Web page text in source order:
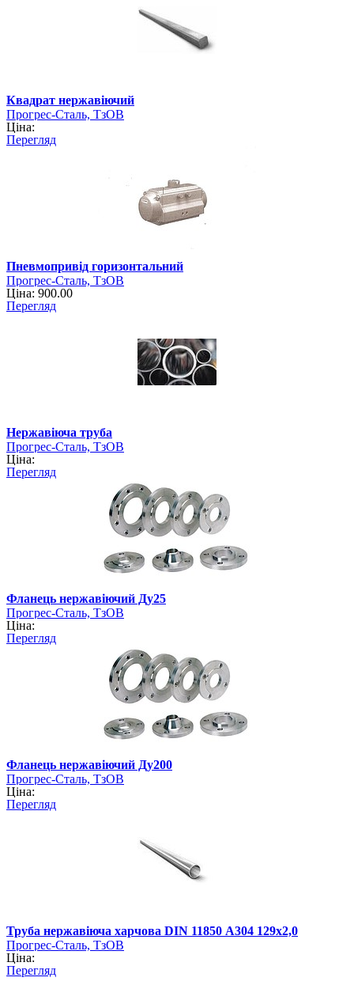
Квадрат нержавіючий
Прогрес-Сталь, ТзОВ
Ціна:
Перегляд
Пневмопривід горизонтальний
Прогрес-Сталь, ТзОВ
Ціна: 900.00
Перегляд
Нержавіюча труба
Прогрес-Сталь, ТзОВ
Ціна:
Перегляд
Фланець нержавіючий Ду25
Прогрес-Сталь, ТзОВ
Ціна:
Перегляд
Фланець нержавіючий Ду200
Прогрес-Сталь, ТзОВ
Ціна:
Перегляд
Труба нержавіюча харчова DIN 11850 А304 129х2,0
Прогрес-Сталь, ТзОВ
Ціна:
Перегляд